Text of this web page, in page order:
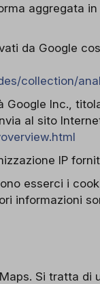
aggregata
da Google
collection/
Google Inc.,
al sito
IP
esserci i
informazioni
Si tratta di